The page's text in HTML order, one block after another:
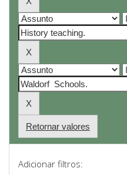
Retornar valores
Adicionar filtros: